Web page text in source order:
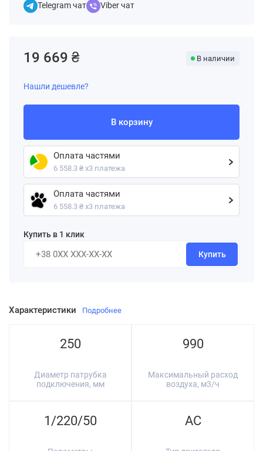
Telegram чат Viber чат
Характеристики Подробнее
250
Диаметр патрубка
подключения, мм
990
Максимальный расход
воздуха, м3/ч
1/220/50 AC
19 669 ₴ В наличии
Нашли дешевле?
В корзину
Оплата частями
6 558.3 ₴ х3 платежа
Оплата частями
6 558.3 ₴ х3 платежа
Купить в 1 клик
Купить